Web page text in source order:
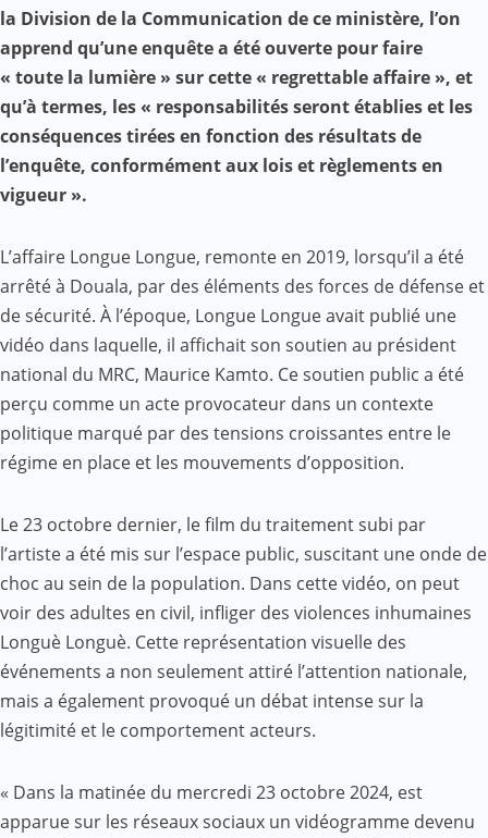
Mail
la Division de la Communication de ce ministère, l’on
apprend qu’une enquête a été ouverte pour faire
« toute la lumière » sur cette « regrettable affaire », et
qu’à termes, les « responsabilités seront établies et les
conséquences tirées en fonction des résultats de
l’enquête, conformément aux lois et règlements en
vigueur ».
L’affaire Longue Longue, remonte en 2019, lorsqu’il a été
arrêté à Douala, par des éléments des forces de défense et
de sécurité. À l’époque, Longue Longue avait publié une
vidéo dans laquelle, il affichait son soutien au président
national du MRC, Maurice Kamto. Ce soutien public a été
perçu comme un acte provocateur dans un contexte
politique marqué par des tensions croissantes entre le
régime en place et les mouvements d’opposition.
Le 23 octobre dernier, le film du traitement subi par
l’artiste a été mis sur l’espace public, suscitant une onde de
choc au sein de la population. Dans cette vidéo, on peut
voir des adultes en civil, infliger des violences inhumaines
Longuè Longuè. Cette représentation visuelle des
événements a non seulement attiré l’attention nationale,
mais a également provoqué un débat intense sur la
légitimité et le comportement acteurs.
« Dans la matinée du mercredi 23 octobre 2024, est
apparue sur les réseaux sociaux un vidéogramme devenu